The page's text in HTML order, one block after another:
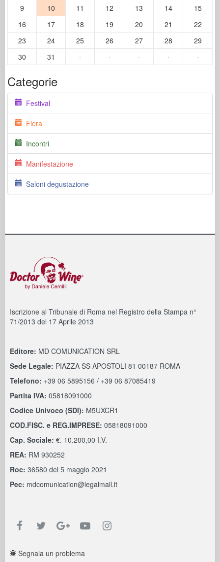
9 10 11 12 13 14
15
16
17 18 19 20 21
22
23
24 25 26 27 28
29
30
31 · · · · ·
Categorie
Festival
Fiera
Incontri
Manifestazione
Saloni degustazione
Iscrizione al Tribunale di Roma nel Registro della Stampa n°
71/2013 del 17 Aprile 2013
Editore: MD COMUNICATION SRL
Sede Legale: PIAZZA SS APOSTOLI 81 00187 ROMA
Telefono: +39 06 5895156 / +39 06 87085419
Partita IVA: 05818091000
Codice Univoco (SDI): M5UXCR1
COD.FISC. e REG.IMPRESE: 05818091000
Cap. Sociale: €. 10.200,00 I.V.
REA: RM 930252
Roc: 36580 del 5 maggio 2021
Pec: mdcomunication@legalmail.it
Segnala un problema